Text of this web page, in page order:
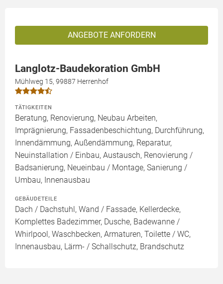
ANGEBOTE ANFORDERN
Langlotz-Baudekoration GmbH
Mühlweg 15, 99887 Herrenhof
TÄTIGKEITEN
Beratung, Renovierung, Neubau Arbeiten,
Imprägnierung, Fassadenbeschichtung, Durchführung,
Innendämmung, Außendämmung, Reparatur,
Neuinstallation / Einbau, Austausch, Renovierung /
Badsanierung, Neueinbau / Montage, Sanierung /
Umbau, Innenausbau
GEBÄUDETEILE
Dach / Dachstuhl, Wand / Fassade, Kellerdecke,
Komplettes Badezimmer, Dusche, Badewanne /
Whirlpool, Waschbecken, Armaturen, Toilette / WC,
Innenausbau, Lärm- / Schallschutz, Brandschutz